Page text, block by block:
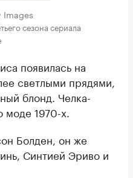
сезона сериала
появилась на
светлыми прядями,
блонд. Челка-
1970-х.
Болден, он же
Синтией Эриво и